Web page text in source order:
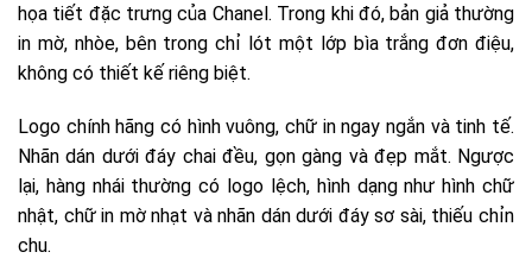
họa tiết đặc trưng của Chanel. Trong khi đó, bản giả thường
in mờ, nhòe, bên trong chỉ lót một lớp bìa trắng đơn điệu,
không có thiết kế riêng biệt.
Logo chính hãng có hình vuông, chữ in ngay ngắn và tinh tế.
Nhãn dán dưới đáy chai đều, gọn gàng và đẹp mắt. Ngược
lại, hàng nhái thường có logo lệch, hình dạng như hình chữ
nhật, chữ in mờ nhạt và nhãn dán dưới đáy sơ sài, thiếu chỉn
chu.